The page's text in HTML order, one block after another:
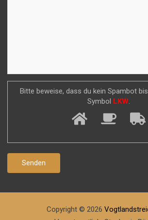
Bitte beweise, dass du kein Spambot
Symbol
LKW.
Copyright © 2026